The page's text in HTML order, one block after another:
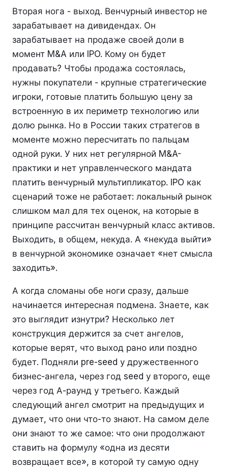
Вторая нога - выход. Венчурный инвестор не
зарабатывает на дивидендах. Он
зарабатывает на продаже своей доли в
момент M&A или IPO. Кому он будет
продавать? Чтобы продажа состоялась,
нужны покупатели - крупные стратегические
игроки, готовые платить большую цену за
встроенную в их периметр технологию или
долю рынка. Но в России таких стратегов в
моменте можно пересчитать по пальцам
одной руки. У них нет регулярной M&A-
практики и нет управленческого мандата
платить венчурный мультипликатор. IPO как
сценарий тоже не работает: локальный рынок
слишком мал для тех оценок, на которые в
принципе рассчитан венчурный класс активов.
Выходить, в общем, некуда. А «некуда выйти»
в венчурной экономике означает «нет смысла
заходить».
А когда сломаны обе ноги сразу, дальше
начинается интересная подмена. Знаете, как
это выглядит изнутри? Несколько лет
конструкция держится за счет ангелов,
которые верят, что выход рано или поздно
будет. Подняли pre-seed у дружественного
бизнес-ангела, через год seed у второго, еще
через год А-раунд у третьего. Каждый
следующий ангел смотрит на предыдущих и
думает, что они что-то знают. На самом деле
они знают то же самое: что они продолжают
ставить на формулу «одна из десяти
возвращает все», в которой ту самую одну